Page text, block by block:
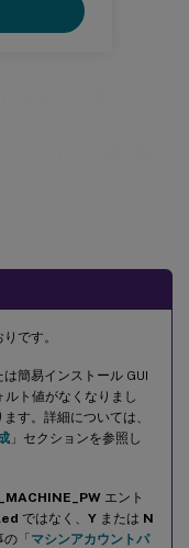
です。
は簡易インストール GUI
ト値がなくなりまし
す。詳細については、
」セクションを参照し
エント
ではなく、 Y または N
の「マシンアカウントパ